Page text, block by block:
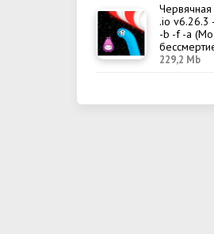
Червячная
.io v6.26.3
-b -f -a
меню)
229,2 Mb